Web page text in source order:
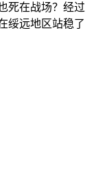
死在战场？经过
绥远地区站稳了